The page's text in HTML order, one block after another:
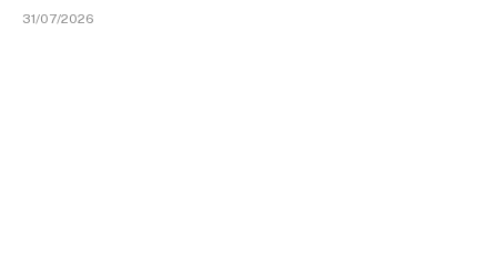
31/07/2026